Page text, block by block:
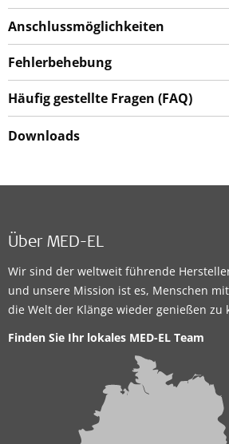
Anschlussmöglichkeiten
Fehlerbehebung
Häufig gestellte Fragen (FAQ)
Downloads
Über MED-EL
Wir sind der weltweit führende
und unsere Mission ist es, Menschen
die Welt der Klänge wieder genießen zu
Finden Sie Ihr lokales MED-EL Team